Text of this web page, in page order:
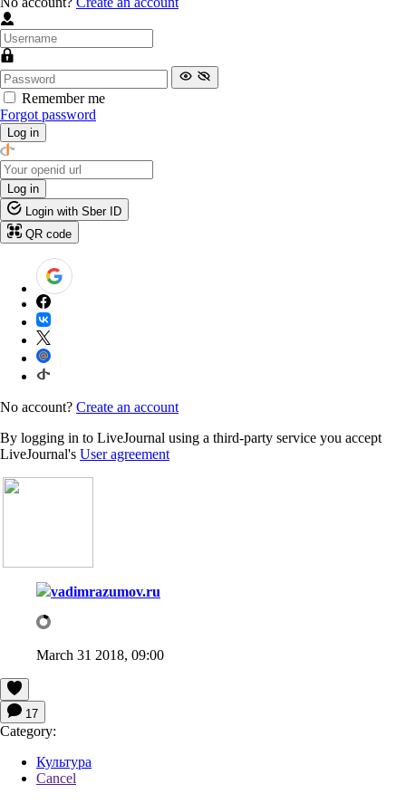
Remember me
Forgot password
Log in
Log in
Login with Sber ID
QR code
No account? Create an account
By logging in to LiveJournal using a third-party service you accept
LiveJournal's User agreement
vadimrazumov.ru
March 31 2018, 09:00
17
Category:
Культура
Cancel